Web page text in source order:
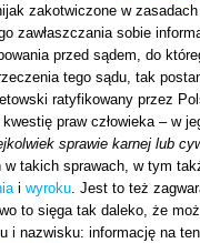
zakotwiczone w
zawłaszczania sobie
przed sądem, do
tego sądu, tak
ratyfikowany przez
praw człowieka – w
sprawie karnej lub
takich sprawach, w tym
i wyroku. Jest to też
to sięga tak daleko, że
i nazwisku: informację na